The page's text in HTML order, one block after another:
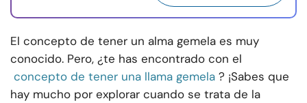
El concepto de tener un alma gemela es muy
conocido. Pero, ¿te has encontrado con el
concepto de tener una llama gemela ? ¡Sabes que
hay mucho por explorar cuando se trata de la